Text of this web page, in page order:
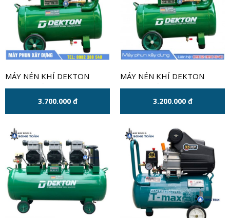
MÁY NÉN KHÍ DEKTON
CÔNG SUẤT 5.0HP-50 LÍT
MÀU XANH3.700.000 đ
MÁY NÉN KHÍ DEKTON
CÔNG SUẤT 3.5HP MÀU
3.200.000 đ